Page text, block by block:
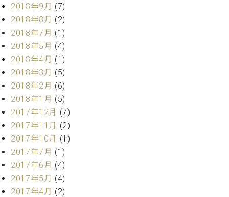
W.
ホ
フ
マ
ン
プ
ロ
フ
ェ
ッ
シ
ョ
ナ
ル
内
(PDF)
お
問
い
わ
せ
本
社
：
八
王
子
・
2018年9月 (7)
2018年8月 (2)
2018年7月 (1)
2018年5月 (4)
2018年4月 (1)
2018年3月 (5)
2018年2月 (6)
2018年1月 (5)
2017年12月 (7)
2017年11月 (2)
2017年10月 (1)
2017年7月 (1)
2017年6月 (4)
2017年5月 (4)
2017年4月 (2)